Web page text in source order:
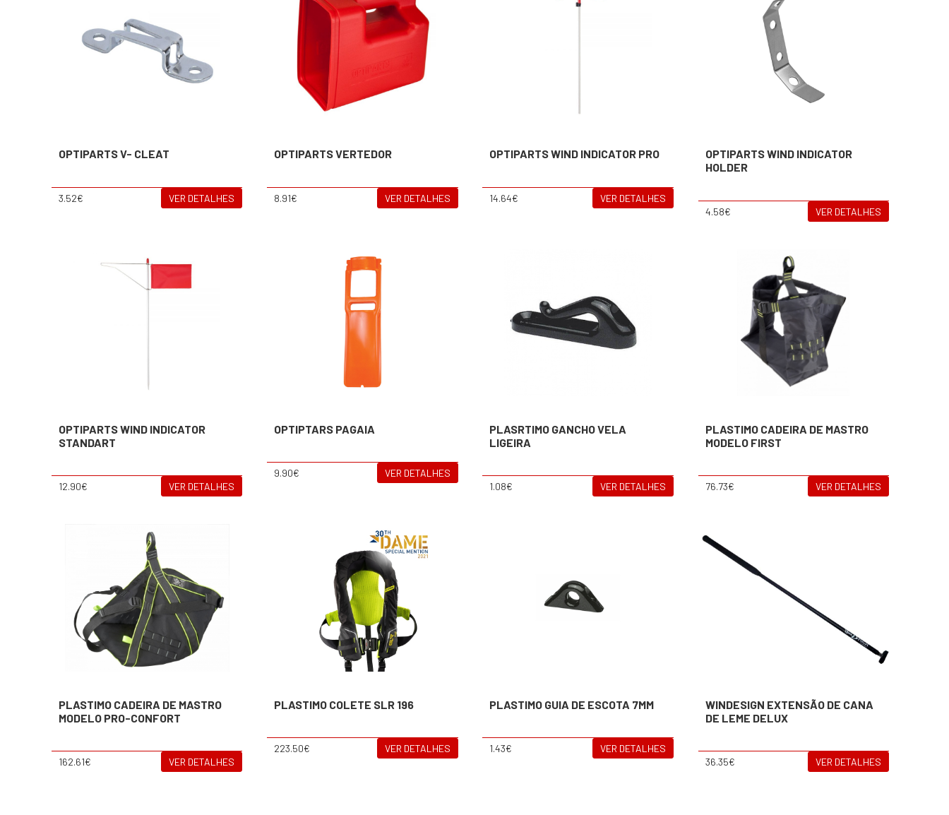
OPTIPARTS V- CLEAT
3.52€ VER DETALHES
OPTIPARTS VERTEDOR
8.91€ VER DETALHES
OPTIPARTS WIND INDICATOR PRO
14.64€ VER DETALHES
OPTIPARTS WIND INDICATOR
HOLDER
4.58€ VER DETALHES
OPTIPARTS WIND INDICATOR
STANDART
12.90€ VER DETALHES
OPTIPTARS PAGAIA
9.90€ VER DETALHES
PLASRTIMO GANCHO VELA
LIGEIRA
1.08€ VER DETALHES
PLASTIMO CADEIRA DE MASTRO
MODELO FIRST
76.73€ VER DETALHES
PLASTIMO CADEIRA DE MASTRO
MODELO PRO-CONFORT
162.61€ VER DETALHES
PLASTIMO COLETE SLR 196
223.50€ VER DETALHES
PLASTIMO GUIA DE ESCOTA 7MM
1.43€ VER DETALHES
WINDESIGN EXTENSÃO DE CANA
DE LEME DELUX
36.35€ VER DETALHES